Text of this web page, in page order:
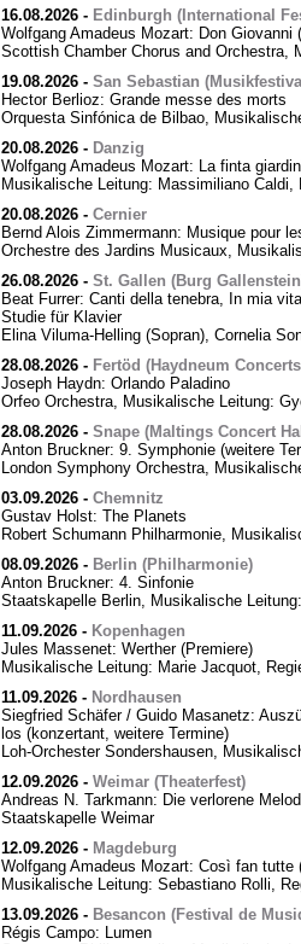
16.08.2026- Edinburgh (International
Wolfgang Amadeus Mozart: Don Giovanni
Scottish Chamber Chorus and Orchestra,
19.08.2026- San Sebastian
Hector Berlioz: Grande messe des morts
Orquesta Sinfónica de Bilbao,
20.08.2026- Danzig
Wolfgang Amadeus Mozart: La finta
Musikalische Leitung: Massimiliano Caldi,
20.08.2026- Cernier
Bernd Alois Zimmermann: Musique pour
Orchestre des Jardins Musicaux,
26.08.2026- St. Gallen (Burg
Beat Furrer: Canti della tenebra, In mia
Studie für Klavier
Elina Viluma-Helling (Sopran), Cornelia
28.08.2026- Fertöd (Haydneum
Joseph Haydn: Orlando Paladino
Orfeo Orchestra, Musikalische Leitung:
28.08.2026- Snape (Maltings Concert
Anton Bruckner: 9. Symphonie (weitere
London Symphony Orchestra,
03.09.2026- Chemnitz
Gustav Holst: The Planets
Robert Schumann Philharmonie,
08.09.2026- Berlin (Philharmonie)
Anton Bruckner: 4. Sinfonie
Staatskapelle Berlin, Musikalische
11.09.2026- Kopenhagen
Jules Massenet: Werther (Premiere)
Musikalische Leitung: Marie Jacquot,
11.09.2026- Nordhausen
Siegfried Schäfer / Guido Masanetz:
los (konzertant, weitere Termine)
Loh-Orchester Sondershausen,
12.09.2026- Weimar (Theaterfest)
Andreas N. Tarkmann: Die verlorene
Staatskapelle Weimar
12.09.2026- Magdeburg
Wolfgang Amadeus Mozart: Così fan tutte
Musikalische Leitung: Sebastiano Rolli,
13.09.2026- Besancon (Festival de
Régis Campo: Lumen